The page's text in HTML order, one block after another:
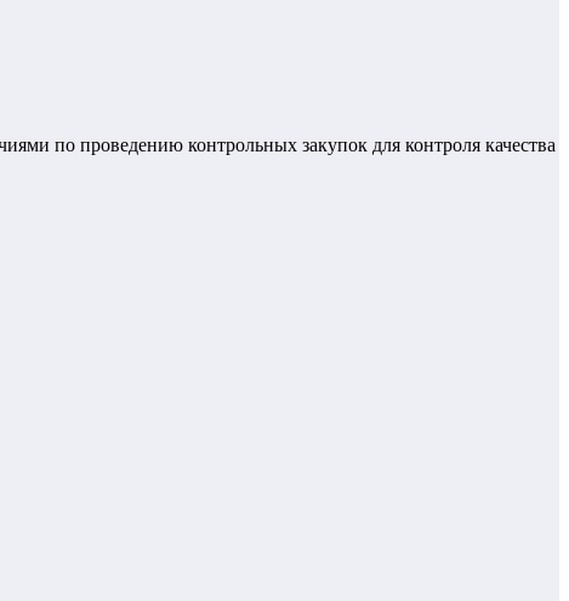
по проведению контрольных закупок для контроля качества